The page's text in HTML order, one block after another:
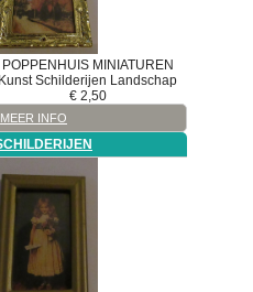
POPPENHUIS MINIATUREN
Kunst Schilderijen Landschap
€ 2,50
MEER INFO